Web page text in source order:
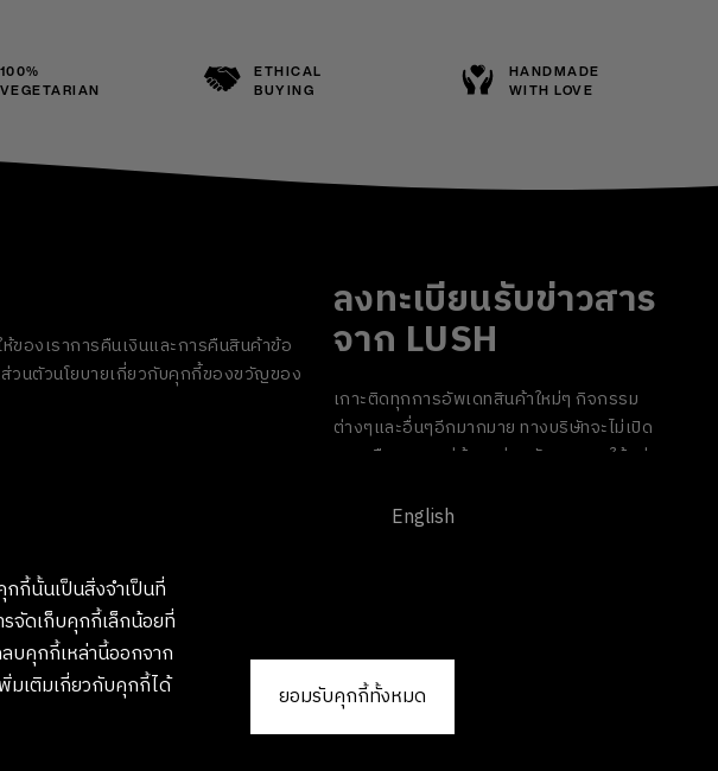
100%
VEGETARIAN
ETHICAL
BUYING
HANDMADE
WITH LOVE
ของเราการคืนเงินและการคืนสินค้าข้อ
วนตัวนโยบายเกี่ยวกับคุกกี้ของขวัญของ
ลงทะเบียนรับข่าวสาร
จาก LUSH
เกาะติดทุกการอัพเดทสินค้าใหม่ๆ กิจกรรม
ต่างๆและอื่นๆอีกมากมาย ทางบริษัทจะไม่เปิด
เผยหรือเผยแพร่ข้อมูลส่วนตัวของคุณให้แก่
ข่าวสารได้ทุกเมื่อ
English
กกี้นั้นเป็นสิ่งจำเป็นที่
จัดเก็บคุกกี้เล็กน้อยที่
บคุกกี้เหล่านี้ออกจาก
เติมเกี่ยวกับคุกกี้ได้
ยอมรับคุกกี้ทั้งหมด